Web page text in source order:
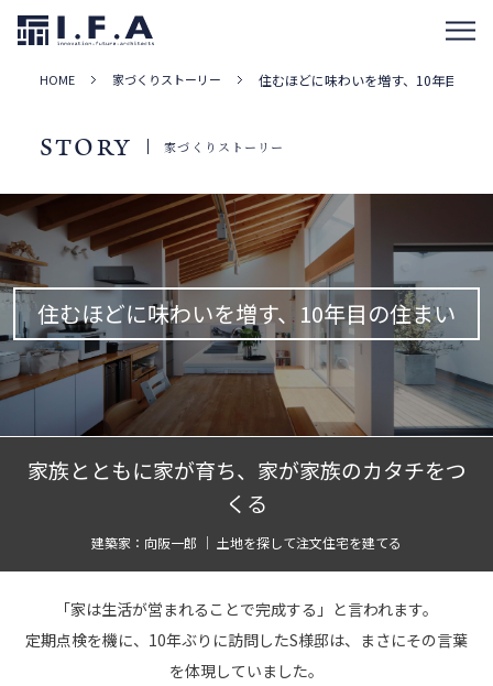
HOME 家づくりストーリー 住むほどに味わいを増す、10年目の住
STORY 家づくりストーリー
住むほどに味わいを増す、10年目の住まい
家族とともに家が育ち、家が家族のカタチをつ
くる
建築家：向阪一郎 ｜ 土地を探して注文住宅を建てる
「家は生活が営まれることで完成する」と言われます。
定期点検を機に、10年ぶりに訪問したS様邸は、まさにその言葉
を体現していました。